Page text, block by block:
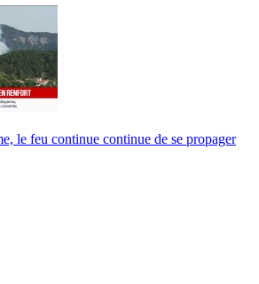
le feu continue continue de se propager